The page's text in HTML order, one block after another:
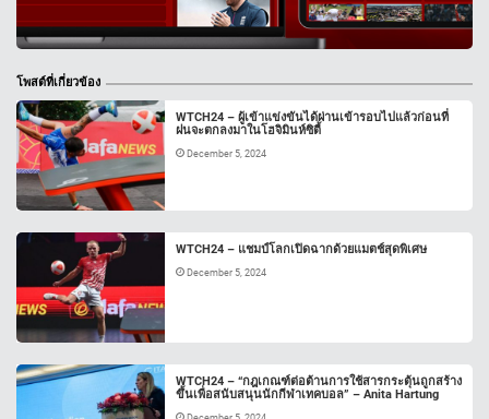
โพสต์ที่เกี่ยวข้อง
WTCH24 – ผู้เข้าแข่งขันได้ผ่านเข้ารอบไปแล้วก่อนที่
ฝนจะตกลงมาในโฮจิมินห์ซิตี้
December 5, 2024
WTCH24 – แชมป์โลกเปิดฉากด้วยแมตช์สุดพิเศษ
December 5, 2024
WTCH24 – “กฎเกณฑ์ต่อต้านการใช้สารกระตุ้นถูกสร้าง
ขึ้นเพื่อสนับสนุนนักกีฬาเทคบอล” – Anita Hartung